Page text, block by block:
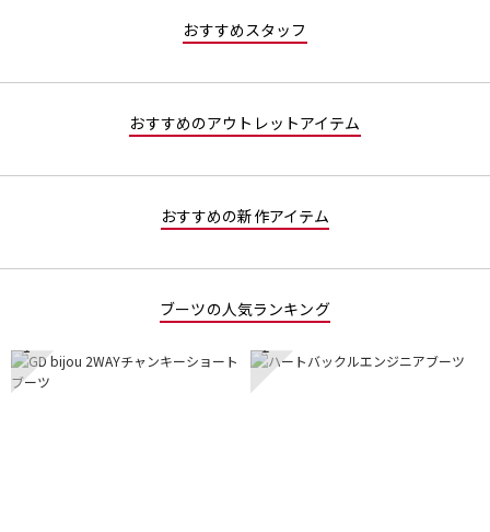
おすすめスタッフ
おすすめのアウトレットアイテム
おすすめの新作アイテム
ブーツの人気ランキング
1 2